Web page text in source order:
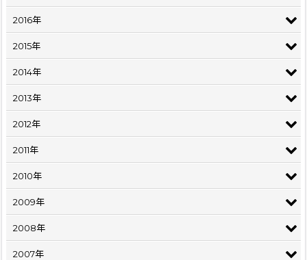
2016年
2015年
2014年
2013年
2012年
2011年
2010年
2009年
2008年
2007年